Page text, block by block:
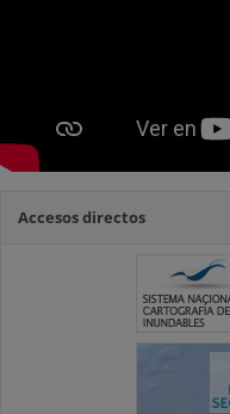
Accesos directos